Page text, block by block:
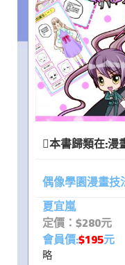
本書歸類在:漫
偶像學園漫畫技
夏宜嵐
定價：$280元
會員價:$195元
略